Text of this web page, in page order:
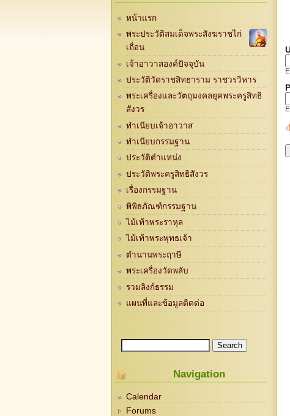
หน้าแรก
พระประวัติสมเด็จพระสังฆราชไก่
เถื่อน
เจ้าอาวาสองค์ปัจจุบัน
ประวัติวัดราชสิทธาราม ราชวรวิหาร
พระเครื่องและวัตถุมงคลยุคพระครูสิทธิ
สังวร
ทำเนียบเจ้าอาวาส
ทำเนียบกรรมฐาน
ประวัติตำแหน่ง
ประวัติพระครูสิทธิสังวร
เรื่องกรรมฐาน
พิพิธภัณฑ์กรรมฐาน
ไม้เท้าพระราหุล
ไม้เท้าพระพุทธเจ้า
ตำนานพระฤาษี
พระเครื่องวัดพลับ
รวมลิงก์ธรรม
แผนที่และข้อมูลติดต่อ
Navigation
Calendar
Forums